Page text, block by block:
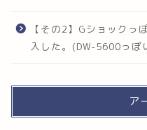
【その2】Gショックっ
入した。(DW-5600っぽ
ア